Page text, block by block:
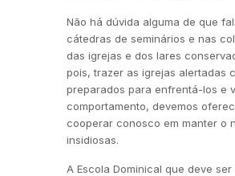
Não há dúvida alguma de que
cátedras de seminários e nas
das igrejas e dos lares
pois, trazer as igrejas alertadas
preparados para enfrentá-los e
comportamento, devemos
cooperar conosco em manter o
insidiosas.
A Escola Dominical que deve